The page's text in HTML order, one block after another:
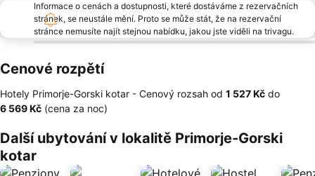
Informace o cenách a dostupnosti, které dostáváme z rezervačních
stránek, se neustále mění. Proto se může stát, že na rezervační
stránce nemusíte najít stejnou nabídku, jakou jste viděli na trivagu.
Cenové rozpětí
Hotely Primorje-Gorski kotar - Cenový rozsah od ‎1 527 Kč do
‎6 569 Kč (cena za noc)
Další ubytování v lokalitě Primorje-Gorski
kotar